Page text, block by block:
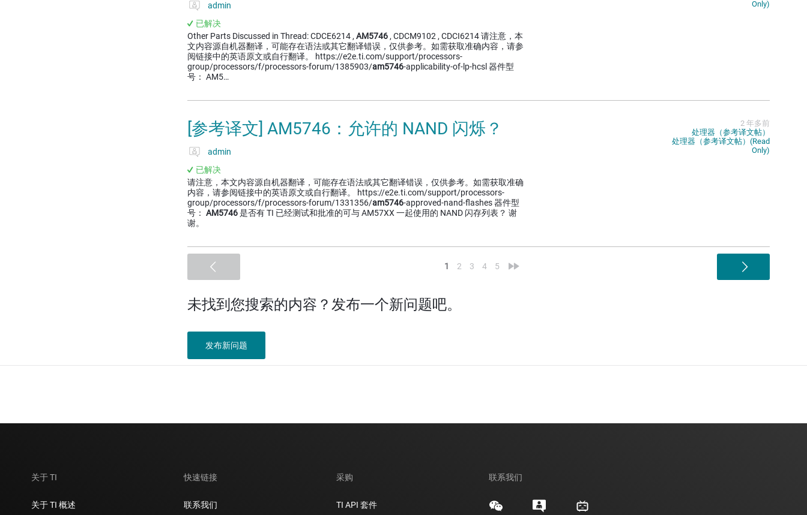
admin
已解决
Other Parts Discussed in Thread: CDCE6214 , AM5746 , CDCM9102 , CDCI6214 请注意，本
文内容源自机器翻译，可能存在语法或其它翻译错误，仅供参考。如需获取准确内容，请参
阅链接中的英语原文或自行翻译。 https://e2e.ti.com/support/processors-
group/processors/f/processors-forum/1385903/am5746-applicability-of-lp-hcsl 器件型
号： AM5…
Only)
[参考译文] AM5746：允许的 NAND 闪烁？
admin
已解决
请注意，本文内容源自机器翻译，可能存在语法或其它翻译错误，仅供参考。如需获取准确
内容，请参阅链接中的英语原文或自行翻译。 https://e2e.ti.com/support/processors-
group/processors/f/processors-forum/1331356/am5746-approved-nand-flashes 器件型
号： AM5746是否有 TI 已经测试和批准的可与 AM57XX 一起使用的 NAND 闪存列表？ 谢
谢。
2 年多前
处理器（参考译文帖）
处理器（参考译文帖）(Read
Only)
1 2 3 4 5
未找到您搜索的内容？发布一个新问题吧。
发布新问题
关于 TI
关于 TI 概述
快速链接
联系我们
采购
TI API 套件
联系我们